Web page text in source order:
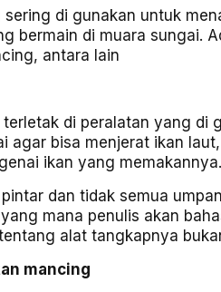
di gunakan untuk
bermain di muara sungai.
antara lain
di peralatan yang di
agar bisa menjerat ikan
ikan yang memakannya.
dan tidak semua
mana penulis akan
alat tangkapnya
mancing